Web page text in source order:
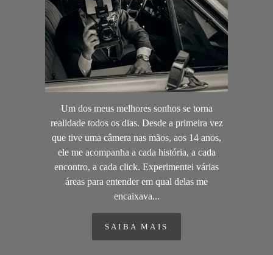
Um dos meus melhores sonhos se torna
realidade todos os dias. Desde a primeira vez
que tive uma câmera nas mãos, aos 14 anos,
ele me acompanha a cada história, a cada
encontro, a cada click. Experimentei várias
áreas para entender em qual delas me
encaixava...
SAIBA MAIS